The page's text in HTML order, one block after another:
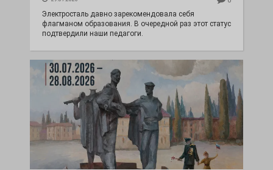
Электросталь давно зарекомендовала себя
флагманом образования. В очередной раз этот статус
подтвердили наши педагоги.